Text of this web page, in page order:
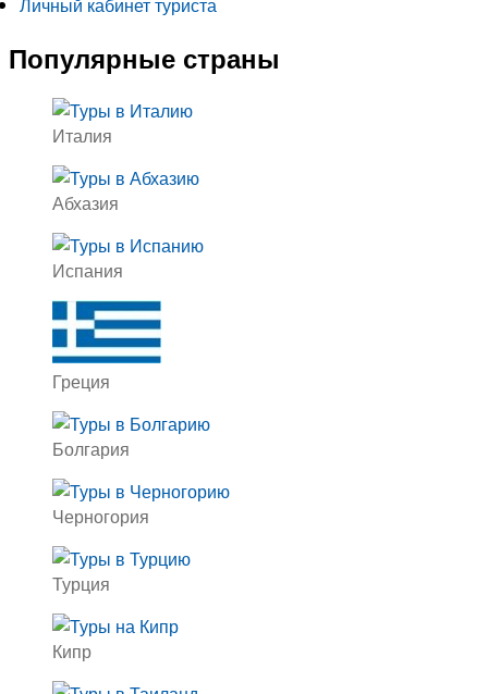
Популярные страны
Италия
Абхазия
Испания
Греция
Болгария
Черногория
Турция
Кипр